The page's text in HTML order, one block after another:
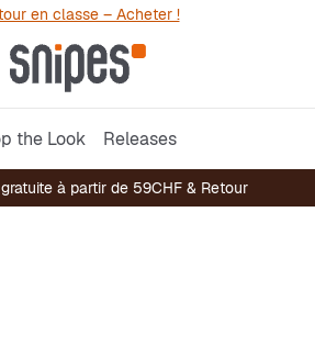
en classe – Acheter !
the Look Releases
à partir de 59CHF & Retour